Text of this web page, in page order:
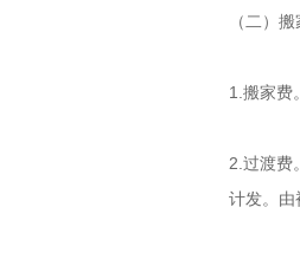
（二）
1.搬家费
2.过渡费
计发。由